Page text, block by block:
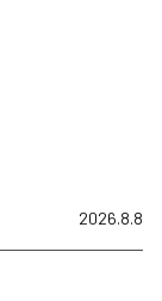
2026.8.8